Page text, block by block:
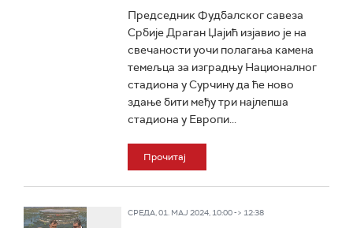
Председник Фудбалског савеза
Србије Драган Џајић изјавио је на
свечаности уочи полагања камена
темељца за изградњу Националног
стадиона у Сурчину да ће ново
здање бити међу три најлепша
стадиона у Европи...
Прочитај
СРЕДА, 01. МАЈ 2024, 10:00 -> 12:38